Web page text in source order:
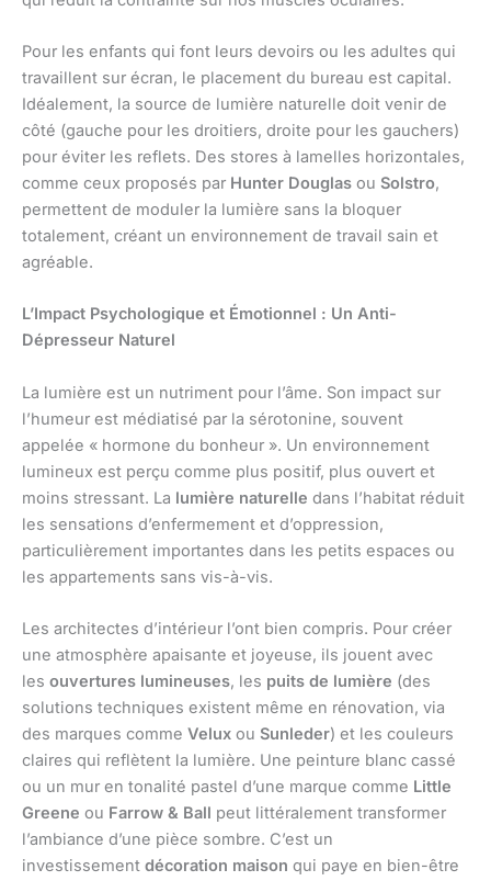
Pour les enfants qui font leurs devoirs ou les adultes qui
travaillent sur écran, le placement du bureau est capital.
Idéalement, la source de lumière naturelle doit venir de
côté (gauche pour les droitiers, droite pour les gauchers)
pour éviter les reflets. Des stores à lamelles horizontales,
comme ceux proposés par Hunter Douglas ou Solstro,
permettent de moduler la lumière sans la bloquer
totalement, créant un environnement de travail sain et
agréable.
L’Impact Psychologique et Émotionnel : Un Anti-
Dépresseur Naturel
La lumière est un nutriment pour l’âme. Son impact sur
l’humeur est médiatisé par la sérotonine, souvent
appelée « hormone du bonheur ». Un environnement
lumineux est perçu comme plus positif, plus ouvert et
moins stressant. La lumière naturelle dans l’habitat réduit
les sensations d’enfermement et d’oppression,
particulièrement importantes dans les petits espaces ou
les appartements sans vis-à-vis.
Les architectes d’intérieur l’ont bien compris. Pour créer
une atmosphère apaisante et joyeuse, ils jouent avec
les ouvertures lumineuses, les puits de lumière (des
solutions techniques existent même en rénovation, via
des marques comme Velux ou Sunleder) et les couleurs
claires qui reflètent la lumière. Une peinture blanc cassé
ou un mur en tonalité pastel d’une marque comme Little
Greene ou Farrow & Ball peut littéralement transformer
l’ambiance d’une pièce sombre. C’est un
investissement décoration maison qui paye en bien-être